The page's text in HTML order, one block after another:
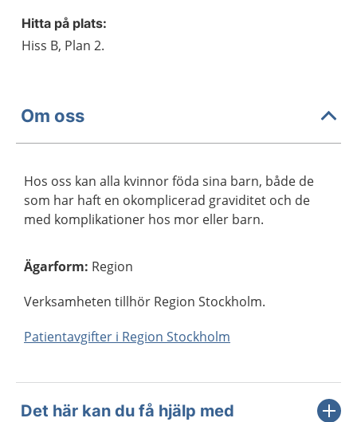
Hitta på plats:
Hiss B, Plan 2.
Om oss
Hos oss kan alla kvinnor föda sina barn, både de
som har haft en okomplicerad graviditet och de
med komplikationer hos mor eller barn.
Ägarform: Region
Verksamheten tillhör Region Stockholm.
Patientavgifter i Region Stockholm
Det här kan du få hjälp med